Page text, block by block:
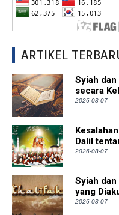
ARTIKEL
Syiah
secara
2026-08-07
Dalil
2026-08-07
Syiah
yang
2026-08-07